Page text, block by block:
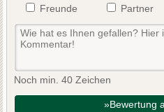
Freunde
Partner
Noch min. 40 Zeichen
»Bewertung